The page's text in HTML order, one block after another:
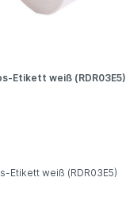
Etikett weiß (RDR03E5)
Etikett weiß (RDR03E5)